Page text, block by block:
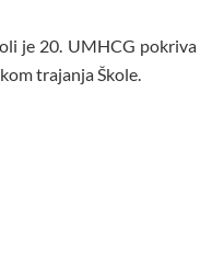
je 20. UMHCG pokriva
trajanja Škole.